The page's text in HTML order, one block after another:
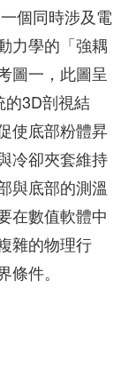
個同時涉及電
力學的「強耦
圖一，此圖呈
的3D剖視結
使底部粉體昇
冷卻夾套維持
與底部的測溫
在數值軟體中
雜的物理行
件。